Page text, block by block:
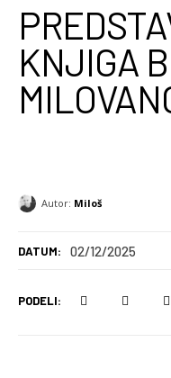
Autor: Miloš
DATUM: 02/12/2025
PODELI:
KNJIGA